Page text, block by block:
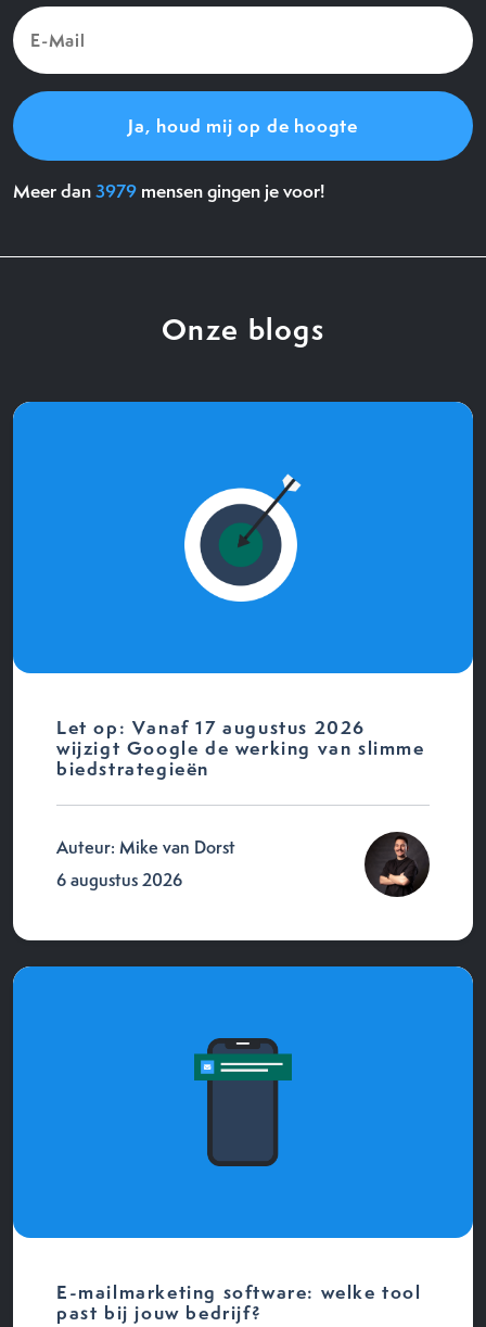
E-
Mail
(Vereist)
Meer dan3979 mensen gingen je voor!
Onze blogs
Let op: Vanaf 17 augustus 2026
wijzigt Google de werking van slimme
biedstrategieën
Auteur: Mike van Dorst
6 augustus 2026
E-mailmarketing software: welke tool
past bij jouw bedrijf?